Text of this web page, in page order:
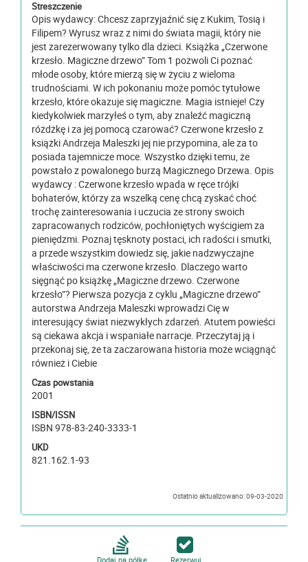
Streszczenie
Opis wydawcy: Chcesz zaprzyjaźnić się z Kukim, Tosią i
Filipem? Wyrusz wraz z nimi do świata magii, który nie
jest zarezerwowany tylko dla dzieci. Książka „Czerwone
krzesło. Magiczne drzewo” Tom 1 pozwoli Ci poznać
młode osoby, które mierzą się w życiu z wieloma
trudnościami. W ich pokonaniu może pomóc tytułowe
krzesło, które okazuje się magiczne. Magia istnieje! Czy
kiedykolwiek marzyłeś o tym, aby znaleźć magiczną
różdżkę i za jej pomocą czarować? Czerwone krzesło z
książki Andrzeja Maleszki jej nie przypomina, ale za to
posiada tajemnicze moce. Wszystko dzięki temu, że
powstało z powalonego burzą Magicznego Drzewa. Opis
wydawcy : Czerwone krzesło wpada w ręce trójki
bohaterów, którzy za wszelką cenę chcą zyskać choć
trochę zainteresowania i uczucia ze strony swoich
zapracowanych rodziców, pochłoniętych wyścigiem za
pieniędzmi. Poznaj tęsknoty postaci, ich radości i smutki,
a przede wszystkim dowiedz się, jakie nadzwyczajne
właściwości ma czerwone krzesło. Dlaczego warto
sięgnąć po książkę „Magiczne drzewo. Czerwone
krzesło”? Pierwsza pozycja z cyklu „Magiczne drzewo”
autorstwa Andrzeja Maleszki wprowadzi Cię w
interesujący świat niezwykłych zdarzeń. Atutem powieści
są ciekawa akcja i wspaniałe narracje. Przeczytaj ją i
przekonaj się, że ta zaczarowana historia może wciągnąć
również i Ciebie
Czas powstania
2001
ISBN/ISSN
ISBN 978-83-240-3333-1
UKD
821.162.1-93
Ostatnio aktualizowano: 09-03-2020